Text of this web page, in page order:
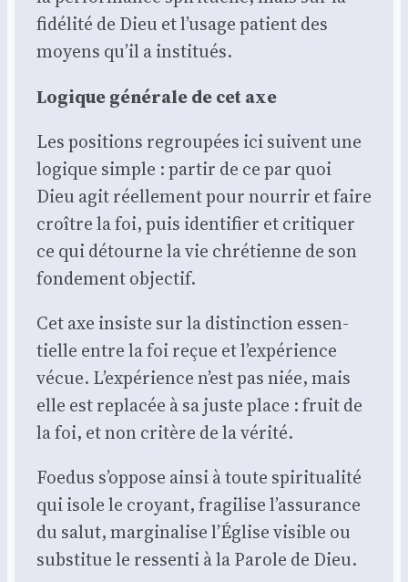
fidé­li­té de Dieu et l’usage patient des
moyens qu’il a ins­ti­tués.
Logique géné­rale de cet axe
Les posi­tions regrou­pées ici suivent une
logique simple : par­tir de ce par quoi
Dieu agit réel­le­ment pour nour­rir et faire
croître la foi, puis iden­ti­fier et cri­ti­quer
ce qui détourne la vie chré­tienne de son
fon­de­ment objec­tif.
Cet axe insiste sur la dis­tinc­tion essen­
tielle entre la foi reçue et l’expérience
vécue. L’expérience n’est pas niée, mais
elle est repla­cée à sa juste place : fruit de
la foi, et non cri­tère de la véri­té.
Foe­dus s’oppose ain­si à toute spi­ri­tua­li­té
qui isole le croyant, fra­gi­lise l’assurance
du salut, mar­gi­na­lise l’Église visible ou
sub­sti­tue le res­sen­ti à la Parole de Dieu.